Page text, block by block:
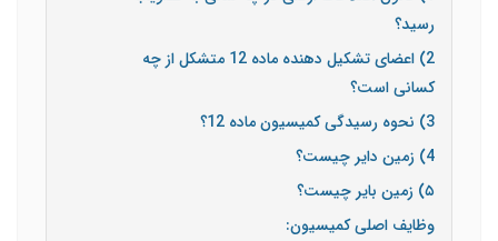
رسید؟
2) اعضای تشکیل دهنده ماده 12 متشکل از چه
کسانی است؟
3) نحوه رسیدگی کمیسیون ماده 12؟
4) زمین دایر چیست؟
۵) زمین بایر چیست؟
وظایف اصلی کمیسیون: